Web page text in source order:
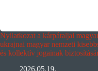
Nyilatkozat a kárpátaljai
ukrajnai magyar nemzeti
és kollektív jogainak
2026.05.19.